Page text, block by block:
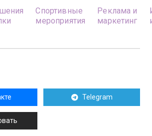
Спортивные
мероприятия
Реклама и
маркетинг
Telegram